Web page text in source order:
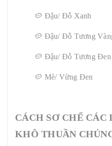
🥔 Đậu/ Đỗ Xanh
🥔 Đậu/ Đỗ Tương
🥔 Đậu/ Đỗ Tương Đen
🥔 Mè/ Vừng Đen
CÁCH SƠ CHẾ
KHÔ THUẦN